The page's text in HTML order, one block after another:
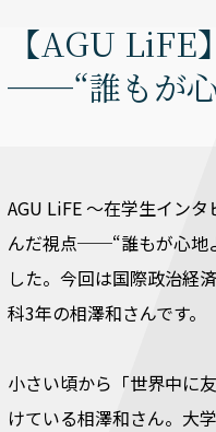
【AGU
──“誰もが心
AGU LiFE ～在学生イン
んだ視点──“誰もが心地
した。今回は国際政治経
科3年の相澤和さんです。
小さい頃から「世界中に
けている相澤和さん。大